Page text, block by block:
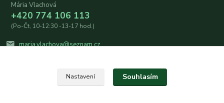
Mária Vlachová
+420 774 106 113
(Po-Čt, 10-12:30 -13-17 hod.)
maria.vlachova@seznam.cz
Nastavení Souhlasím